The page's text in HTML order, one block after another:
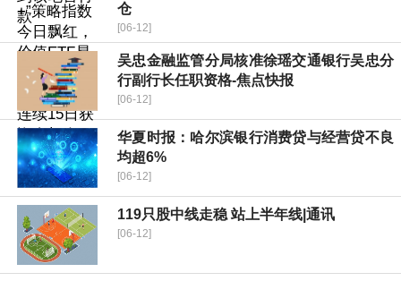
仓
[06-12]
吴忠金融监管分局核准徐瑶交通银行吴忠分
行副行长任职资格-焦点快报
[06-12]
华夏时报：哈尔滨银行消费贷与经营贷不良
均超6%
[06-12]
119只股中线走稳 站上半年线|通讯
[06-12]